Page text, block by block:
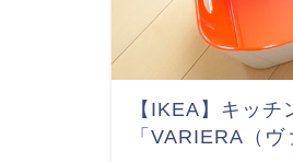
【IKEA】キッチ
「VARIERA（ヴ